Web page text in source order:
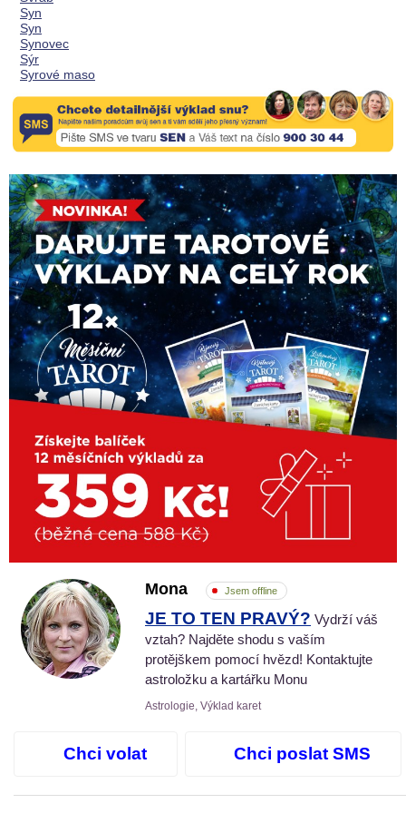
Syn
Syn
Synovec
Sýr
Syrové maso
Mona Jsem offline
JE TO TEN PRAVÝ? Vydrží váš
vztah? Najděte shodu s vaším
protějškem pomocí hvězd! Kontaktujte
astroložku a kartářku Monu
Astrologie, Výklad karet
Chci volat Chci poslat SMS